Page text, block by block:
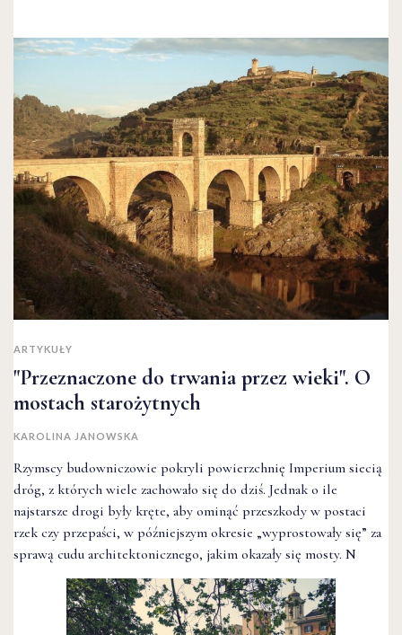
ARTYKUŁY
"Przeznaczone do trwania przez wieki". O
mostach starożytnych
KAROLINA JANOWSKA
Rzymscy budowniczowie pokryli powierzchnię Imperium siecią
dróg, z których wiele zachowało się do dziś. Jednak o ile
najstarsze drogi były kręte, aby ominąć przeszkody w postaci
rzek czy przepaści, w późniejszym okresie „wyprostowały się” za
sprawą cudu architektonicznego, jakim okazały się mosty. N